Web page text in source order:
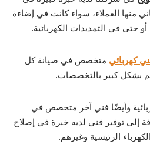
منها العملاء، سواء كانت في إضاءة
حتى في التمديدات الكهربائية.
كهربائي متخصص في صيانة كل
بشكل كبير بالتخصصات.
وأيضًا فني آخر متخصص في
إلى توفير فني لديه خبرة في إصلاح
الرئيسية وغيرهم.